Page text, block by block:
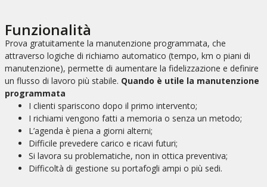
Funzionalità
Prova gratuitamente la manutenzione programmata, che
attraverso logiche di richiamo automatico (tempo, km o piani di
manutenzione), permette di aumentare la fidelizzazione e definire
un flusso di lavoro più stabile. Quando è utile la manutenzione
programmata
I clienti spariscono dopo il primo intervento;
I richiami vengono fatti a memoria o senza un metodo;
L’agenda è piena a giorni alterni;
Difficile prevedere carico e ricavi futuri;
Si lavora su problematiche, non in ottica preventiva;
Difficoltà di gestione su portafogli ampi o più sedi.